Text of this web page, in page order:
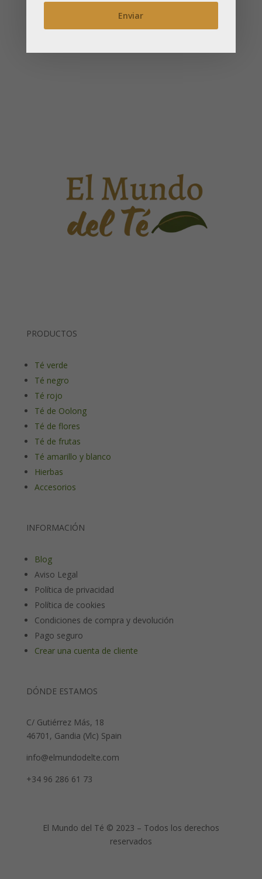
PRODUCTOS
Té verde
Té negro
Té rojo
Té de Oolong
Té de flores
Té de frutas
Té amarillo y blanco
Hierbas
Accesorios
INFORMACIÓN
Blog
Aviso Legal
Política de privacidad
Política de cookies
Condiciones de compra y devolución
Pago seguro
Crear una cuenta de cliente
DÓNDE ESTAMOS
C/ Gutiérrez Más, 18
46701, Gandia (Vlc) Spain
info@elmundodelte.com
+34 96 286 61 73
El Mundo del Té © 2023 – Todos los derechos
reservados